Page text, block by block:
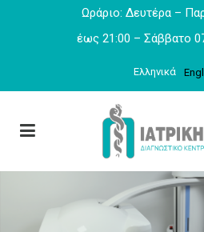
Ωράριο: Δευτέρα –
έως 21:00 – Σάββατο
Ελληνικά